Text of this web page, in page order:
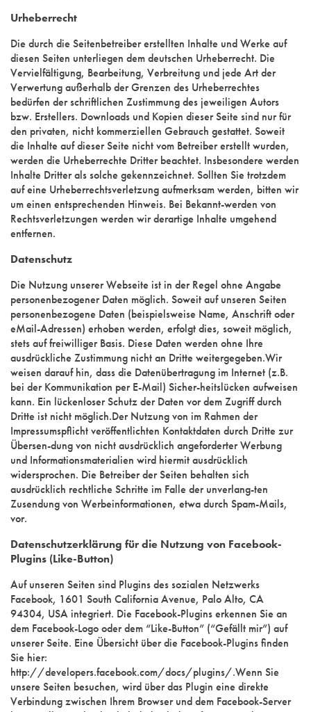
Urheberrecht
Die durch die Seitenbetreiber erstellten Inhalte und Werke auf
diesen Seiten unterliegen dem deutschen Urheberrecht. Die
Vervielfältigung, Bearbeitung, Verbreitung und jede Art der
Verwertung außerhalb der Grenzen des Urheberrechtes
bedürfen der schriftlichen Zustimmung des jeweiligen Autors
bzw. Erstellers. Downloads und Kopien dieser Seite sind nur für
den privaten, nicht kommerziellen Gebrauch gestattet. Soweit
die Inhalte auf dieser Seite nicht vom Betreiber erstellt wurden,
werden die Urheberrechte Dritter beachtet. Insbesondere werden
Inhalte Dritter als solche gekennzeichnet. Sollten Sie trotzdem
auf eine Urheberrechtsverletzung aufmerksam werden, bitten wir
um einen entsprechenden Hinweis. Bei Bekannt-werden von
Rechtsverletzungen werden wir derartige Inhalte umgehend
entfernen.
Datenschutz
Die Nutzung unserer Webseite ist in der Regel ohne Angabe
personenbezogener Daten möglich. Soweit auf unseren Seiten
personenbezogene Daten (beispielsweise Name, Anschrift oder
eMail-Adressen) erhoben werden, erfolgt dies, soweit möglich,
stets auf freiwilliger Basis. Diese Daten werden ohne Ihre
ausdrückliche Zustimmung nicht an Dritte weitergegeben.Wir
weisen darauf hin, dass die Datenübertragung im Internet (z.B.
bei der Kommunikation per E-Mail) Sicher-heitslücken aufweisen
kann. Ein lückenloser Schutz der Daten vor dem Zugriff durch
Dritte ist nicht möglich.Der Nutzung von im Rahmen der
Impressumspflicht veröffentlichten Kontaktdaten durch Dritte zur
Übersen-dung von nicht ausdrücklich angeforderter Werbung
und Informationsmaterialien wird hiermit ausdrücklich
widersprochen. Die Betreiber der Seiten behalten sich
ausdrücklich rechtliche Schritte im Falle der unverlang-ten
Zusendung von Werbeinformationen, etwa durch Spam-Mails,
vor.
Datenschutzerklärung für die Nutzung von Facebook-
Plugins (Like-Button)
Auf unseren Seiten sind Plugins des sozialen Netzwerks
Facebook, 1601 South California Avenue, Palo Alto, CA
94304, USA integriert. Die Facebook-Plugins erkennen Sie an
dem Facebook-Logo oder dem “Like-Button” (“Gefällt mir”) auf
unserer Seite. Eine Übersicht über die Facebook-Plugins finden
Sie hier:
http://developers.facebook.com/docs/plugins/.Wenn Sie
unsere Seiten besuchen, wird über das Plugin eine direkte
Verbindung zwischen Ihrem Browser und dem Facebook-Server